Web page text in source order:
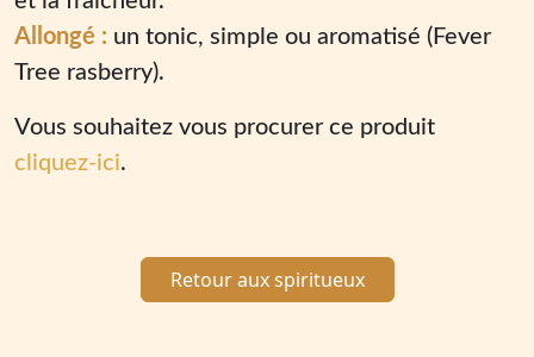
Allongé : un tonic, simple ou aromatisé (Fever
Tree rasberry).
Vous souhaitez vous procurer ce produit
cliquez-ici.
Retour aux spiritueux